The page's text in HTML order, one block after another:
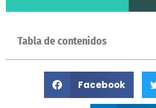
Tabla de contenidos
Facebook